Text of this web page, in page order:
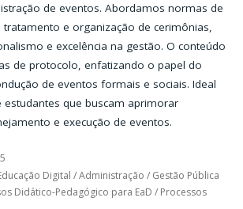
de eventos. Abordamos normas de
e organização de cerimônias,
e excelência na gestão. O conteúdo
de protocolo, enfatizando o papel do
de eventos formais e sociais. Ideal
que buscam aprimorar
e execução de eventos.
Digital /Administração / Gestão Pública
Didático-Pedagógico para EaD / Processos